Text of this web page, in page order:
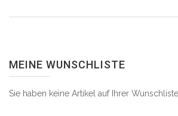
MEINE WUNSCHLISTE
Sie haben keine Artikel auf Ihrer